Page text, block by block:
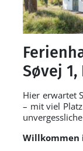
Søvej
Hier erwartet
– mit viel
Willkommen